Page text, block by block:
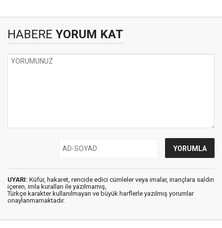
HABERE YORUM KAT
UYARI: Küfür, hakaret, rencide edici cümleler veya imalar, inançlara saldırı
içeren, imla kuralları ile yazılmamış,
Türkçe karakter kullanılmayan ve büyük harflerle yazılmış yorumlar
onaylanmamaktadır.